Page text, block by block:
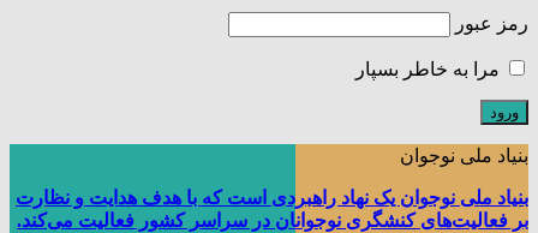
رمز عبور
مرا به خاطر بسپار
بنیاد ملی نوجوان
بنیاد ملی نوجوان یک نهاد راهبردی است که با هدف هدایت و نظارت
بر فعالیت‌های کنشگری نوجوانان در سراسر کشور فعالیت می‌کند.